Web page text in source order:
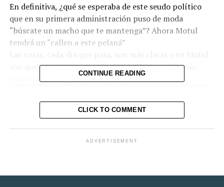
En definitiva, ¿qué se esperaba de este seudo político
que en su primera administración puso de moda
“búscate un macho que te mantenga”? Ahora Motul
tendrá un “callen a este pelaná”
Las cosas, cada día que pasa, son más claras y en Motul
son que esta administración 2021-2024 será de más
represión, misógina y corrupta que la anterior.
CONTINUE READING
CLICK TO COMMENT
ADVERTISEMENT